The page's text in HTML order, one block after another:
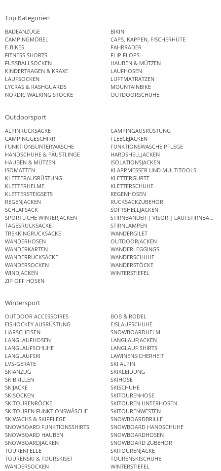
Top Kategorien
BADEANZÜGE
BIKINI
CAMPINGMÖBEL
CAPS, KAPPEN, FISCHERHÜTE
E-BIKES
FAHRRÄDER
FITNESS SHORTS
FLIP FLOPS
FUSSBALLSOCKEN
HAUBEN & MÜTZEN
KINDERTRAGEN & KRAXE
LAUFHOSEN
LAUFSOCKEN
LUFTMATRATZEN
LYCRAS & RASHGUARDS
MOUNTAINBIKE
NORDIC WALKING STÖCKE
OUTDOORSCHUHE
Outdoorsport
ALPINRUCKSÄCKE
CAMPINGAUSRÜSTUNG
CAMPINGGESCHIRR
FLEECEJACKEN
FUNKTIONSUNTERWÄSCHE
FUNKTIONSWÄSCHE PFLEGE
HANDSCHUHE & FÄUSTLINGE
HARDSHELLJACKEN
HAUBEN & MÜTZEN
ISOLATIONSJACKEN
ISOMATTEN
KLAPPMESSER UND MULTITOOLS
KLETTERAUSRÜSTUNG
KLETTERGURTE
KLETTERHELME
KLETTERSCHUHE
KLETTERSTEIGSETS
REGENHOSEN
REGENJACKEN
RUCKSACKZUBEHÖR
SCHLAFSACK
SOFTSHELLJACKEN
SPORTLICHE WINTERJACKEN
STIRNBÄNDER | VISOR | LAUFSTIRNBAND
TAGESRUCKSÄCKE
STIRNLAMPEN
TREKKINGRUCKSÄCKE
WANDERGILET
WANDERHOSEN
OUTDOORJACKEN
WANDERKARTEN
WANDERLEGGINGS
WANDERRUCKSÄCKE
WANDERSCHUHE
WANDERSOCKEN
WANDERSTÖCKE
WINDJACKEN
WINTERSTIEFEL
ZIP OFF HOSEN
Wintersport
OUTDOOR ACCESSOIRES
BOB & RODEL
EISHOCKEY AUSRÜSTUNG
EISLAUFSCHUHE
HARSCHEISEN
SNOWBOARDHELM
LANGLAUFHOSEN
LANGLAUFJACKEN
LANGLAUFSCHUHE
LANGLAUF SHIRTS
LANGLAUFSKI
LAWINENSICHERHEIT
LVS-GERÄTE
SKI ALPIN
SKIANZUG
SKIKLEIDUNG
SKIBRILLEN
SKIHOSE
SKIJACKE
SKISCHUHE
SKISOCKEN
SKITOURENHOSE
SKITOURENRÖCKE
SKITOUREN UNTERHOSEN
SKITOUREN FUNKTIONSWÄSCHE
SKITOURENWESTEN
SKIWACHS & SKIPFLEGE
SNOWBOARDBRILLE
SNOWBOARD FUNKTIONSSHIRTS
SNOWBOARD HANDSCHUHE
SNOWBOARD HAUBEN
SNOWBOARDHOSEN
SNOWBOARDJACKEN
SNOWBOARD ZUBEHÖR
TOURENFELLE
SKITOURENJACKE
TOURENSKI & TOURSKISET
TOURENSKISCHUHE
WANDERSOCKEN
WINTERSTIEFEL